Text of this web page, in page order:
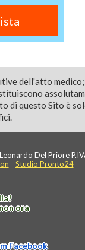
dell'atto
di questo Sito è
Del Priore
- Studio Pronto24
ora
Facebook